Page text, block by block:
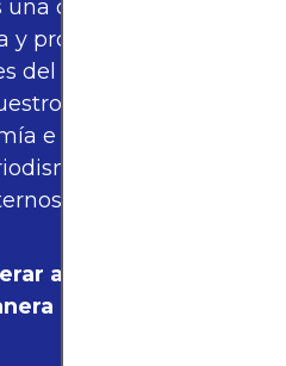
cobertura
propia sobre los
del fútbol mundial y
periodistas
e independencia
de calidad,
adicción. Por
responsable.